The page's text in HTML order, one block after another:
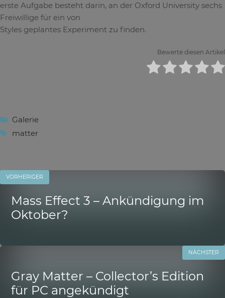
erste Aufgabe besteht darin, an der Oxford University sechs
Freiwillige für ein von
Styles geplantes Experiment zu finden.
Bewerte diesen Artikel
Kategorien
Galerie
Schlagwörter
matter
VORHERIGER
Mass Effect 3 – Ankündigung im
Oktober?
Gray Matter – Collector’s Edition
für PC angekündigt
NÄCHSTER